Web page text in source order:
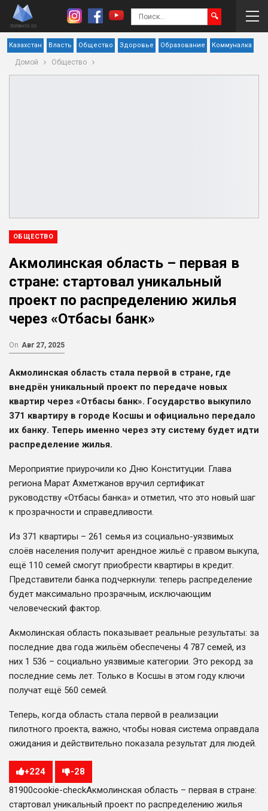
Казахстан Власть Общество Здоровье Образование Коммуналка
Домой Общество
ОБЩЕСТВО
Акмолинская область – первая в
стране: стартовал уникальный
проект по распределению жилья
через «Отбасы банк»
On Авг 27, 2025
Акмолинская область стала первой в стране, где
внедрён уникальный проект по передаче новых
квартир через «Отбасы банк». Государство выкупило
371 квартиру в городе Косшы и официально передало
их банку. Теперь именно через эту систему будет идти
распределение жилья.
Мероприятие приурочили ко Дню Конституции. Глава
региона Марат Ахметжанов вручил сертификат
руководству «Отбасы банка» и отметил, что это новый шаг
к прозрачности и справедливости.
Из 371 квартиры – 261 семья из социально-уязвимых
слоёв населения получит арендное жильё с правом выкупа,
ещё 110 семей смогут приобрести квартиры в кредит.
Представители банка подчеркнули: теперь распределение
будет максимально прозрачным, исключающим
человеческий фактор.
Акмолинская область показывает реальные результаты: за
последние два года жильём обеспечены 4 787 семей, из
них 1 536 – социально уязвимые категории. Это рекорд за
последние семь лет. Только в Косшы в этом году ключи
получат ещё 560 семей.
Теперь, когда область стала первой в реализации
пилотного проекта, важно, чтобы новая система оправдала
ожидания и действительно показала результат для людей.
+224 -28
81900cookie-checkАкмолинская область – первая в стране:
стартовал уникальный проект по распределению жилья